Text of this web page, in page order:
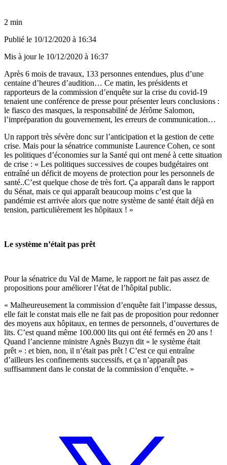
2 min
Publié le 10/12/2020 à 16:34
Mis à jour le 10/12/2020 à 16:37
Après 6 mois de travaux, 133 personnes entendues, plus d’une
centaine d’heures d’audition… Ce matin, les présidents et
rapporteurs de la commission d’enquête sur la crise du covid-19
tenaient une conférence de presse pour présenter leurs conclusions :
le fiasco des masques, la responsabilité de Jérôme Salomon,
l’impréparation du gouvernement, les erreurs de communication…
Un rapport très sévère donc sur l’anticipation et la gestion de cette
crise. Mais pour la sénatrice communiste Laurence Cohen, ce sont
les politiques d’économies sur la Santé qui ont mené à cette situation
de crise : « Les politiques successives de coupes budgétaires ont
entraîné un déficit de moyens de protection pour les personnels de
santé..C’est quelque chose de très fort. Ça apparaît dans le rapport
du Sénat, mais ce qui apparaît beaucoup moins c’est que la
pandémie est arrivée alors que notre système de santé était déjà en
tension, particulièrement les hôpitaux ! »
Le système n’était pas prêt
Pour la sénatrice du Val de Marne, le rapport ne fait pas assez de
propositions pour améliorer l’état de l’hôpital public.
« Malheureusement la commission d’enquête fait l’impasse dessus,
elle fait le constat mais elle ne fait pas de proposition pour redonner
des moyens aux hôpitaux, en termes de personnels, d’ouvertures de
lits. C’est quand même 100.000 lits qui ont été fermés en 20 ans !
Quand l’ancienne ministre Agnès Buzyn dit « le système était
prêt » : et bien, non, il n’était pas prêt ! C’est ce qui entraîne
d’ailleurs les confinements successifs, et ça n’apparaît pas
suffisamment dans le constat de la commission d’enquête. »